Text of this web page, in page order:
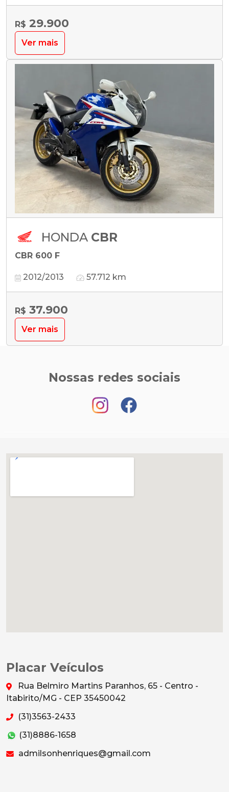
R$ 29.900
Ver mais
HONDA CBR
CBR 600 F
2012/2013 57.712 km
R$ 37.900
Ver mais
Nossas redes sociais
Placar Veículos
Rua Belmiro Martins Paranhos, 65 - Centro -
Itabirito/MG - CEP 35450042
(31)3563-2433
(31)8886-1658
admilsonhenriques@gmail.com